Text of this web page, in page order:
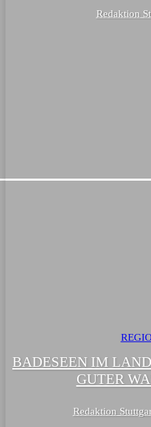
Redaktion
BADESEEN IM
GUTER
Redaktion